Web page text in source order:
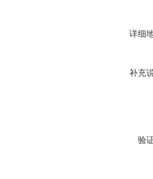
详细
补充
验